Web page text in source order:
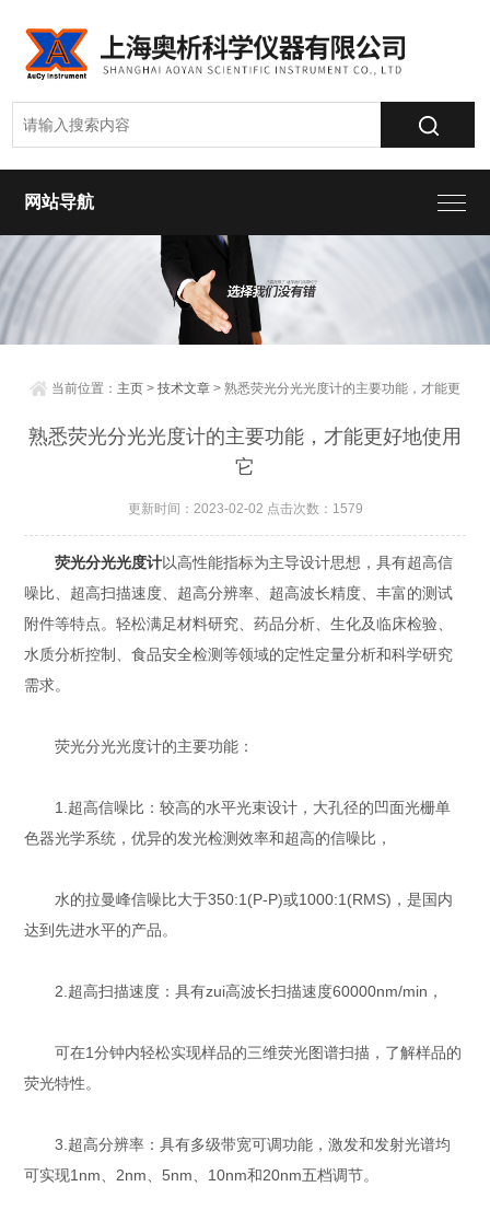
网站导航
当前位置： 主页 >技术文章 > 熟悉荧光分光光度计的主要功能，才能更
好地使用它
熟悉荧光分光光度计的主要功能，才能更好地使用
它
更新时间：2023-02-02 点击次数：1579
荧光分光光度计以高性能指标为主导设计思想，具有超高信
噪比、超高扫描速度、超高分辨率、超高波长精度、丰富的测试
附件等特点。轻松满足材料研究、药品分析、生化及临床检验、
水质分析控制、食品安全检测等领域的定性定量分析和科学研究
需求。
荧光分光光度计的主要功能：
1.超高信噪比：较高的水平光束设计，大孔径的凹面光栅单
色器光学系统，优异的发光检测效率和超高的信噪比，
水的拉曼峰信噪比大于350:1(P-P)或1000:1(RMS)，是国内
达到先进水平的产品。
2.超高扫描速度：具有zui高波长扫描速度60000nm/min，
可在1分钟内轻松实现样品的三维荧光图谱扫描，了解样品的
荧光特性。
3.超高分辨率：具有多级带宽可调功能，激发和发射光谱均
可实现1nm、2nm、5nm、10nm和20nm五档调节。